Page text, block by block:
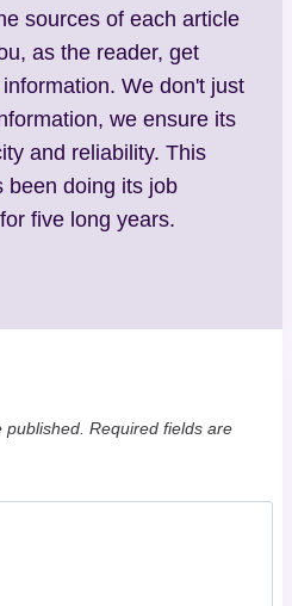
sources of each article
as the reader, get
We don't just
we ensure its
and reliability. This
been doing its job
five long years.
published. Required fields are